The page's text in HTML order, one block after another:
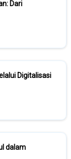
Dari
Digitalisasi
dalam